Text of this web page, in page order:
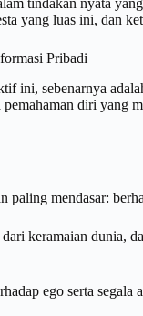
tindakan nyata
yang luas ini, dan
Pribadi
ini, sebenarnya
diri yang
paling mendasar:
keramaian dunia,
ego serta segala